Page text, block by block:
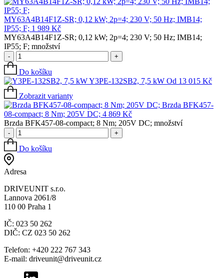
MY63A4B14F1Z-SR; 0,12 kW; 2p=4; 230 V; 50 Hz; IMB14;
IP55; F; 1 989 Kč
MY63A4B14F1Z-SR; 0,12 kW; 2p=4; 230 V; 50 Hz; IMB14;
IP55; F; množství
- +
Do košíku
Y3PE-132SB2, 7,5 kW Od 13 015 Kč
Zobrazit varianty
Brzda BFK457-
08-compact; 8 Nm; 205V DC; 4 869 Kč
Brzda BFK457-08-compact; 8 Nm; 205V DC; množství
- +
Do košíku
Adresa
DRIVEUNIT s.r.o.
Lannova 2061/8
110 00 Praha 1
IČ: 023 50 262
DIČ: CZ 023 50 262
Telefon: +420 222 767 343
E-mail: driveunit@driveunit.cz